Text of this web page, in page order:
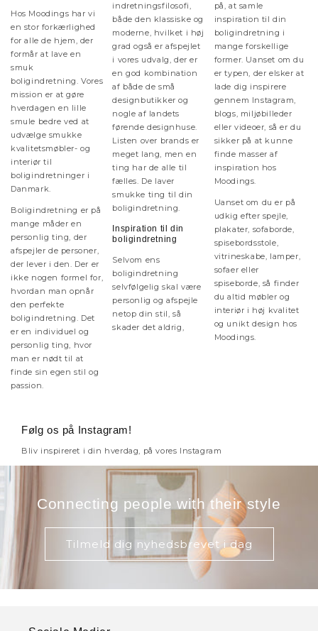
Hos Moodings har vi
en stor forkærlighed
for alle de hjem, der
formår at lave en
smuk
boligindretning. Vores
mission er at gøre
hverdagen en lille
smule bedre ved at
udvælge smukke
kvalitetsmøbler- og
interiør til
boligindretninger i
Danmark.
Boligindretning er på
mange måder en
personlig ting, der
afspejler de personer,
der lever i den. Der er
ikke nogen formel for,
hvordan man opnår
den perfekte
boligindretning. Det
er en individuel og
personlig ting, hvor
man er nødt til at
finde sin egen stil og
passion.
indretningsfilosofi,
både den klassiske og
moderne, hvilket i høj
grad også er afspejlet
i vores udvalg, der er
en god kombination
af både de små
designbutikker og
nogle af landets
førende designhuse.
Listen over brands er
meget lang, men en
ting har de alle til
fælles. De laver
smukke ting til din
boligindretning.
Inspiration til din
boligindretning
Selvom ens
boligindretning
selvfølgelig skal være
personlig og afspejle
netop din stil, så
skader det aldrig,
på, at samle
inspiration til din
boligindretning i
mange forskellige
former. Uanset om du
er typen, der elsker at
lade dig inspirere
gennem Instagram,
blogs, miljøbilleder
eller videoer, så er du
sikker på at kunne
finde masser af
inspiration hos
Moodings.
Uanset om du er på
udkig efter spejle,
plakater, sofaborde,
spisebordsstole,
vitrineskabe, lamper,
sofaer eller
spiseborde, så finder
du altid møbler og
interiør i høj kvalitet
og unikt design hos
Moodings.
Følg os på Instagram!
Bliv inspireret i din hverdag, på vores Instagram
Connecting people with their style
Tilmeld dig nyhedsbrevet i dag